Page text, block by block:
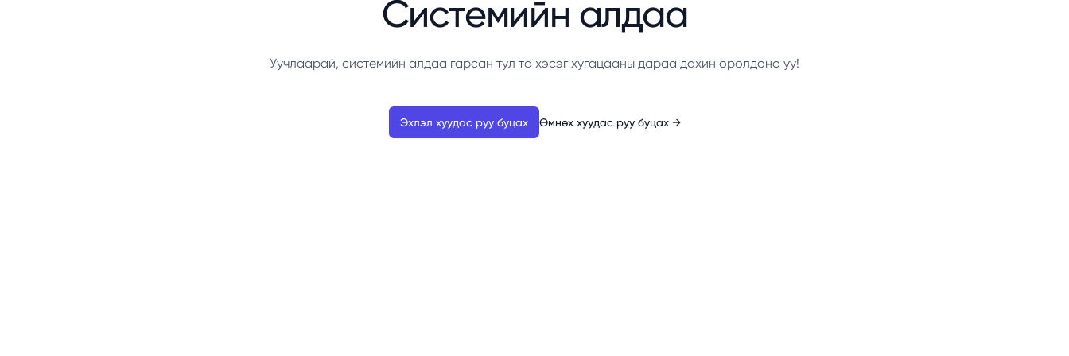
Системийн алдаа
Уучлаарай, системийн алдаа гарсан тул та хэсэг хугацааны дараа дахин оролдоно уу!
Эхлэл хуудас руу буцах Өмнөх хуудас руу буцах →